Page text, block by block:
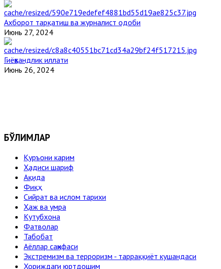
Ахборот тарқатиш ва журналист одоби
Июнь 27, 2024
Гиёҳвандлик иллати
Июнь 26, 2024
БЎЛИМЛАР
Қуръони карим
Ҳадиси шариф
Ақида
Фиқҳ
Сийрат ва ислом тарихи
Ҳаж ва умра
Кутубхона
Фатволар
Табобат
Аёллар саҳифаси
Экстремизм ва терроризм - тарраққиёт кушандаси
Хориждаги юртдошим